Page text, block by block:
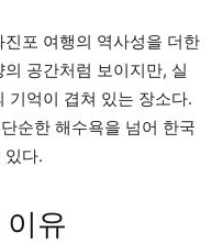
포 여행의 역사성을 더한
공간처럼 보이지만, 실
기억이 겹쳐 있는 장소다.
순한 해수욕을 넘어 한국
있다.
유